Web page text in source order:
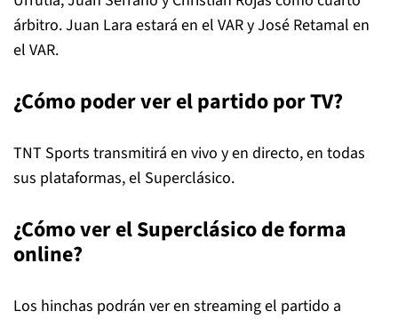
árbitro. Juan Lara estará en el VAR y José Retamal en
el VAR.
¿Cómo poder ver el partido por TV?
TNT Sports transmitirá en vivo y en directo, en todas
sus plataformas, el Superclásico.
¿Cómo ver el Superclásico de forma
online?
Los hinchas podrán ver en streaming el partido a